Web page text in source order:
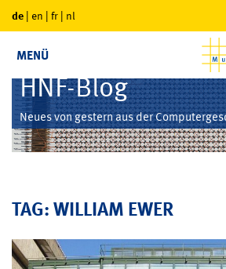
de | en | fr | nl
MENÜ
HNF-Blog
Neues von gestern aus der
TAG: WILLIAM EWER